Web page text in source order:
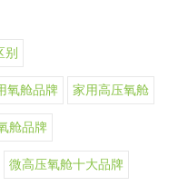
别
氧舱品牌 家用高压氧舱
舱品牌
微高压氧舱十大品牌